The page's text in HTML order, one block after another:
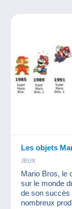
Les objets
JEUX
Mario Bros, le
sur le monde
de son succès
nombreux